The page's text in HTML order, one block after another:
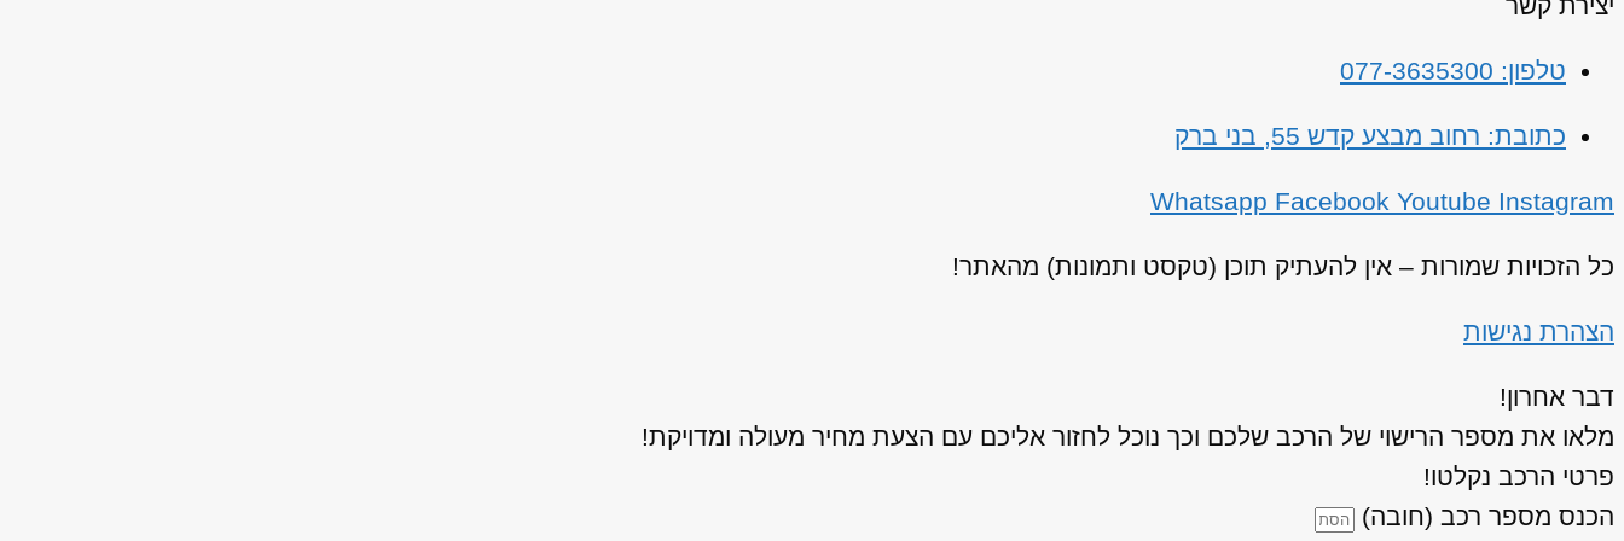
טלפון: 077-3635300
כתובת: רחוב מבצע קדש 55, בני ברק
Whatsapp Facebook Youtube Instagram
כל הזכויות שמורות – אין להעתיק תוכן (טקסט ותמונות) מהאתר!
הצהרת נגישות
דבר אחרון!
מלאו את מספר הרישוי של הרכב שלכם וכך נוכל לחזור אליכם עם הצעת מחיר מעולה ומדויקת!
פרטי הרכב נקלטו!
הכנס מספר רכב (חובה)